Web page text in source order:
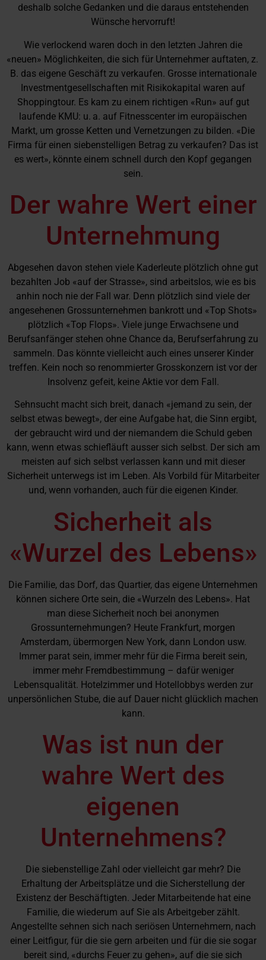
deshalb solche Gedanken und die daraus entstehenden
Wünsche hervorruft!
Wie verlockend waren doch in den letzten Jahren die
«neuen» Möglichkeiten, die sich für Unternehmer auftaten, z.
B. das eigene Geschäft zu verkaufen. Grosse internationale
Investmentgesellschaften mit Risikokapital waren auf
Shoppingtour. Es kam zu einem richtigen «Run» auf gut
laufende KMU: u. a. auf Fitnesscenter im europäischen
Markt, um grosse Ketten und Vernetzungen zu bilden. «Die
Firma für einen siebenstelligen Betrag zu verkaufen? Das ist
es wert», könnte einem schnell durch den Kopf gegangen
sein.
Der wahre Wert einer
Unternehmung
Abgesehen davon stehen viele Kaderleute plötzlich ohne gut
bezahlten Job «auf der Strasse», sind arbeitslos, wie es bis
anhin noch nie der Fall war. Denn plötzlich sind viele der
angesehenen Grossunternehmen bankrott und «Top Shots»
plötzlich «Top Flops». Viele junge Erwachsene und
Berufsanfänger stehen ohne Chance da, Berufserfahrung zu
sammeln. Das könnte vielleicht auch eines unserer Kinder
treffen. Kein noch so renommierter Grosskonzern ist vor der
Insolvenz gefeit, keine Aktie vor dem Fall.
Sehnsucht macht sich breit, danach «jemand zu sein, der
selbst etwas bewegt», der eine Aufgabe hat, die Sinn ergibt,
der gebraucht wird und der niemandem die Schuld geben
kann, wenn etwas schiefläuft ausser sich selbst. Der sich am
meisten auf sich selbst verlassen kann und mit dieser
Sicherheit unterwegs ist im Leben. Als Vorbild für Mitarbeiter
und, wenn vorhanden, auch für die eigenen Kinder.
Sicherheit als
«Wurzel des Lebens»
Die Familie, das Dorf, das Quartier, das eigene Unternehmen
können sichere Orte sein, die «Wurzeln des Lebens». Hat
man diese Sicherheit noch bei anonymen
Grossunternehmungen? Heute Frankfurt, morgen
Amsterdam, übermorgen New York, dann London usw.
Immer parat sein, immer mehr für die Firma bereit sein,
immer mehr Fremdbestimmung – dafür weniger
Lebensqualität. Hotelzimmer und Hotellobbys werden zur
unpersönlichen Stube, die auf Dauer nicht glücklich machen
kann.
Was ist nun der
wahre Wert des
eigenen
Unternehmens?
Die siebenstellige Zahl oder vielleicht gar mehr? Die
Erhaltung der Arbeitsplätze und die Sicherstellung der
Existenz der Beschäftigten. Jeder Mitarbeitende hat eine
Familie, die wiederum auf Sie als Arbeitgeber zählt.
Angestellte sehnen sich nach seriösen Unternehmern, nach
einer Leitfigur, für die sie gern arbeiten und für die sie sogar
bereit sind, «durchs Feuer zu gehen», auf die sie sich